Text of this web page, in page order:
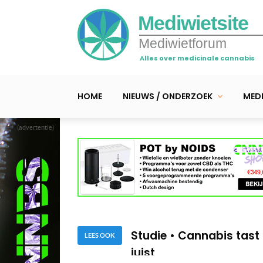
(advertentie)
Mediwietsite
Mediwietforum
Alles over medicinale cannabis
HOME NIEUWS / ONDERZOEK
LEES OOK
Studie: medicinale
maar met bijwerkingen
Studie • Cannabis
juist